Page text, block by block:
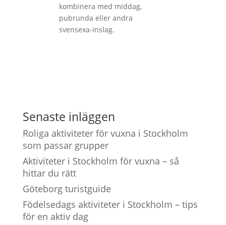
kombinera med middag,
pubrunda eller andra
svensexa-inslag.
Senaste inläggen
Roliga aktiviteter för vuxna i Stockholm
som passar grupper
Aktiviteter i Stockholm för vuxna – så
hittar du rätt
Göteborg turistguide
Födelsedags aktiviteter i Stockholm – tips
för en aktiv dag